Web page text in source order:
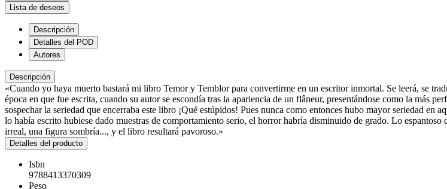
Lista de deseos
Descripción
Detalles del POD
Autores
Descripción
«Cuando yo haya muerto bastará mi libro Temor y Temblor para convertirme en un escritor inmortal. Se leerá, se
época en que fue escrita, cuando su autor se escondía tras la apariencia de un flâneur, presentándose como la más
sospechar la seriedad que encerraba este libro ¡Qué estúpidos! Pues nunca como entonces hubo mayor seriedad
lo había escrito hubiese dado muestras de comportamiento serio, el horror habría disminuido de grado. Lo
irreal, una figura sombría..., y el libro resultará pavoroso.»
Detalles del producto
Isbn
9788413370309
Peso